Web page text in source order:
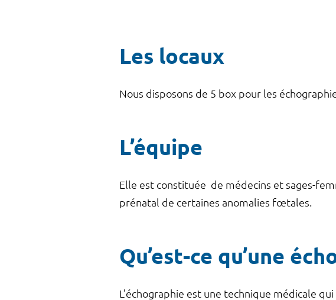
Les locaux
Nous disposons de 5 box pour les
L’équipe
Elle est constituée de médecins et sages-
prénatal de certaines anomalies fœtales.
Qu’est-ce qu’une
L’échographie est une technique médicale